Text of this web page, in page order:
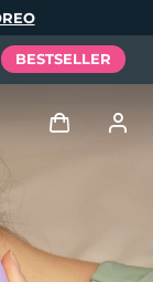
BESTSELLER
utente